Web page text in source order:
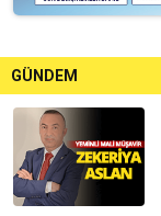
GÜNDEM